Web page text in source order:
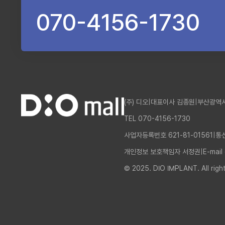
070-4156-1730
(주) 디오 대표이사 김종원 부산광역
TEL 070-4156-1730
사업자등록번호 621-81-01561 통
개인정보 보호책임자 서정권 E-
© 2025. DIO IMPLANT. All